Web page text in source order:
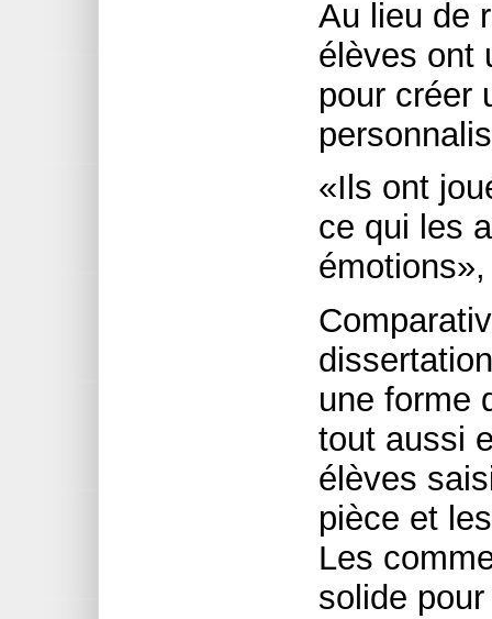
Au lieu de
élèves ont
pour créer
«Ils ont
ce qui les
une forme
tout aussi
élèves
pièce et
Les
solide pour